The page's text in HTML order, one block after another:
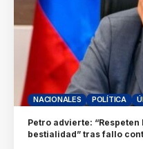
NACIONALES POLÍTICA
Petro advierte:
bestialidad” tras fallo